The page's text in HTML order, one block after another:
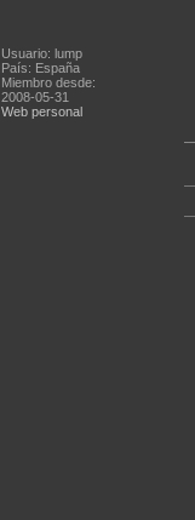
Usuario: lump
País: España
Miembro desde:
2008-05-31
Web personal